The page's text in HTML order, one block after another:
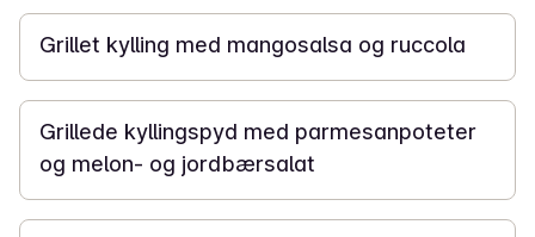
Grillet kylling med mangosalsa og ruccola
1 t
Grillede kyllingspyd med parmesanpoteter
og melon- og jordbærsalat
30 min